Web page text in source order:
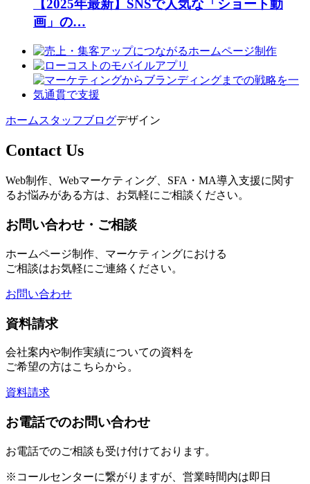
【2025年最新】SNSで人気な「ショート動
画」の…
ホーム スタッフブログデザイン
Contact Us
Web制作、Webマーケティング、SFA・MA導入支援に関す
るお悩みがある方は、お気軽にご相談ください。
お問い合わせ・ご相談
ホームページ制作、マーケティングにおける
ご相談はお気軽にご連絡ください。
お問い合わせ
資料請求
会社案内や制作実績についての資料を
ご希望の方はこちらから。
資料請求
お電話でのお問い合わせ
お電話でのご相談も受け付けております。
※コールセンターに繋がりますが、営業時間内は即日